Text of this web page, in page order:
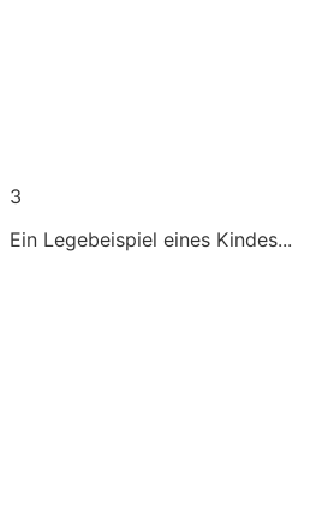
3
Ein Legebeispiel eines Kindes...